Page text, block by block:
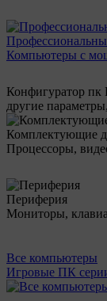
Компьютеры с
Конфигуратор пк
другие
Комплектующие
Процессоры,
Периферия
Мониторы,
Все компьютеры
Игровые ПК